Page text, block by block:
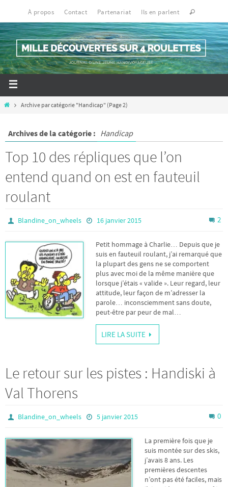
À propos Contact Partenariat Ils en parlent
Archive par catégorie "Handicap" (Page 2)
Archives de la catégorie : Handicap
Top 10 des répliques que l’on
entend quand on est en fauteuil
roulant
Blandine_on_wheels 16 janvier 2015 2
Petit hommage à Charlie… Depuis que je
suis en fauteuil roulant, j’ai remarqué que
la plupart des gens ne se comportent
plus avec moi de la même manière que
lorsque j’étais « valide ». Leur regard, leur
attitude, leur façon de m’adresser la
parole… inconsciemment sans doute,
peut-être par peur de mal…
LIRE LA SUITE
Le retour sur les pistes : Handiski à
Val Thorens
Blandine_on_wheels 5 janvier 2015 0
La première fois que je
suis montée sur des skis,
j’avais 8 ans. Les
premières descentes
n’ont pas été faciles, mais